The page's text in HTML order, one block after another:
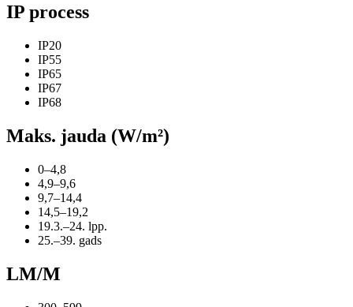
IP process
IP20
IP55
IP65
IP67
IP68
Maks. jauda (W/m²)
0–4,8
4,9–9,6
9,7–14,4
14,5–19,2
19.3.–24. lpp.
25.–39. gads
LM/M